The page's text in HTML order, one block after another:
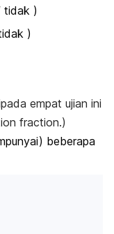
tidak )
)
empat ujian ini
fraction.)
beberapa